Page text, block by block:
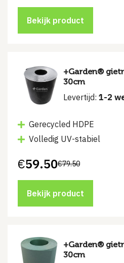
was:
€72.50.
is:
€52.50.
Bekijk product
+Garden®
30cm
Levertijd: 1-2
Gerecycled HDPE
Volledig UV-stabiel
€79.50
Oorspronkelijke
was:
€79.50.
€59.50
Huidige
is:
€59.50.
Bekijk product
+Garden®
30cm